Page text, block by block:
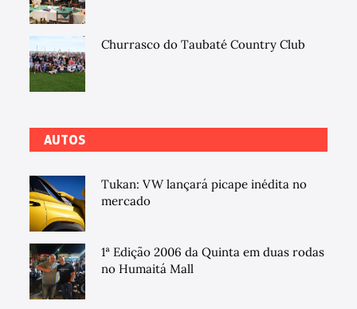
Churrasco do Taubaté Country Club
AUTOS
Tukan: VW lançará picape inédita no
mercado
1ª Edição 2006 da Quinta em duas rodas
no Humaitá Mall